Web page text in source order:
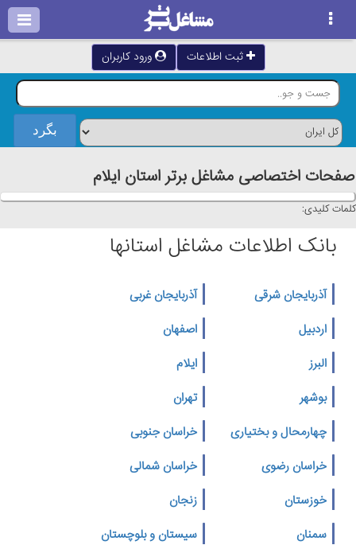
ثبت اطلاعات ورود کاربران
صفحات اختصاصی مشاغل برتر استان ايلام
کلمات کلیدی:
بانک اطلاعات مشاغل استانها
آذربایجان شرقی
آذربایجان غربی
اردبیل
اصفهان
البرز
ایلام
بوشهر
تهران
چهارمحال و بختیاری
خراسان جنوبی
خراسان رضوی
خراسان شمالی
خوزستان
زنجان
سمنان
سیستان و بلوچستان